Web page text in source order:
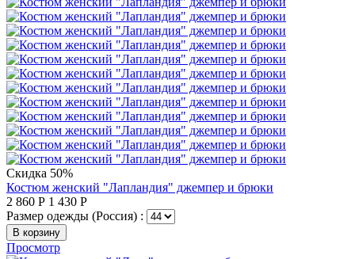
Скидка 50%
Костюм женский "Лапландия" джемпер и брюки
2 860 Р 1 430 Р
Размер одежды (Россия) :
В корзину
Просмотр